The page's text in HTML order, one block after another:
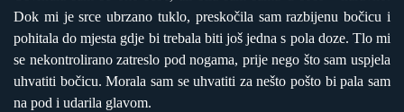
Dok mi je srce ubrzano tuklo, preskočila sam razbijenu bočicu i
pohitala do mjesta gdje bi trebala biti još jedna s pola doze. Tlo mi
se nekontrolirano zatreslo pod nogama, prije nego što sam uspjela
uhvatiti bočicu. Morala sam se uhvatiti za nešto pošto bi pala sam
na pod i udarila glavom.